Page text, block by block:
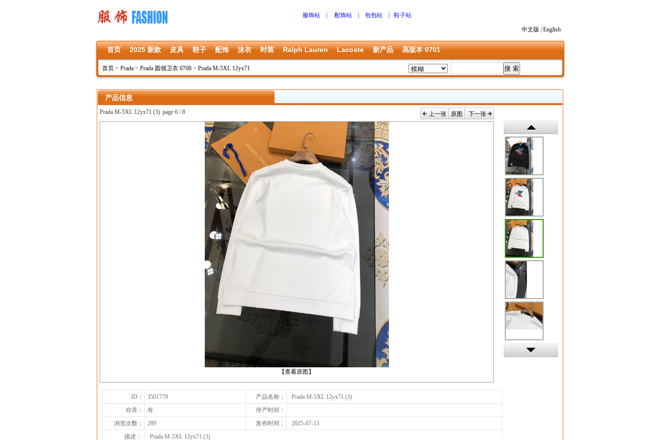
服饰站 配饰站 包包站 鞋子站
中文版 English
首页 2025 新款 皮具 鞋子 配饰 泳衣 时装 Ralph Lauren Lacoste 新产品 高版本 0701
首页 > Prada > Prada 圆领卫衣 0708 > Prada M-5XL 12yx71
产品信息
Prada M-5XL 12yx71 (3) page 6 / 8 上一张 原图 下一张
【查看原图】
ID： 3501779 产品名称：
Prada M-5XL 12yx71 (3)
存库：
有
停产时间：
浏览次数：
289 发布时间：
2025-07-13
描述：
Prada M-5XL 12yx71 (3)